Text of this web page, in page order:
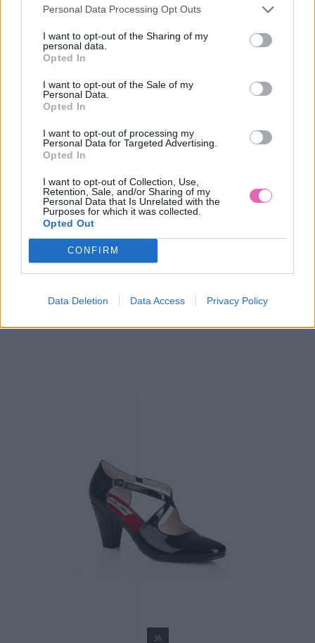
Personal Data Processing Opt Outs
I want to opt-out of the Sharing of my
personal data.
Opted In
I want to opt-out of the Sale of my
Personal Data.
Opted In
I want to opt-out of processing my
Personal Data for Targeted Advertising.
Opted In
I want to opt-out of Collection, Use,
Retention, Sale, and/or Sharing of my
Personal Data that Is Unrelated with the
Purposes for which it was collected.
Opted Out
CONFIRM
Data Deletion Data Access Privacy Policy
COLLECTIF NÁUŠNICE SWEET ROSES
36